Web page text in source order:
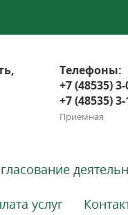
Телефоны:
+7 (48535)
+7 (48535)
Приемная
услуг